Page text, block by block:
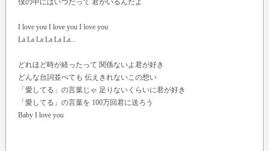
僕の中にはいつだって 君がいるんだよ
I love you I love you I love you
La La La La La La...
どれほど時が経ったって 関係ないよ君が好き
どんな台詞並べても 伝えきれないこの想い
「愛してる」の言葉じゃ 足りないくらいに君が好き
「愛してる」の言葉を 100万回君に送ろう
Baby I love you